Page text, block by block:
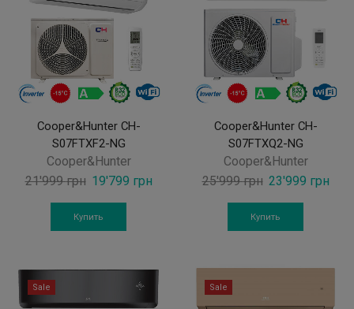
Cooper&Hunter CH-
S07FTXF2-NG
Cooper&Hunter
21'999грн Original
was:
19'799 грнCurrent
Купить
Cooper&Hunter CH-
S07FTXQ2-NG
Cooper&Hunter
25'999грн Original
was:
23'999 грн
Купить
Sale Sale